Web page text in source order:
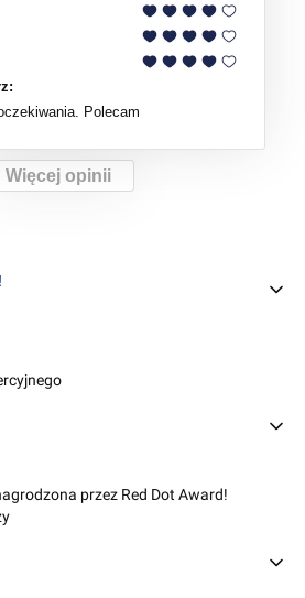
Polecam
Więcej opinii
przez Red Dot Award!